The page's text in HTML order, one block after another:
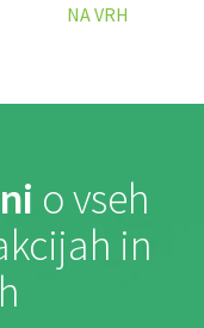
NA VRH
o vseh
in